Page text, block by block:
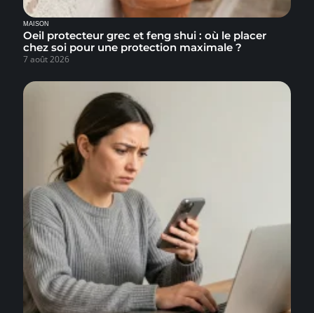
MAISON
Oeil protecteur grec et feng shui : où le placer
chez soi pour une protection maximale ?
7 août 2026